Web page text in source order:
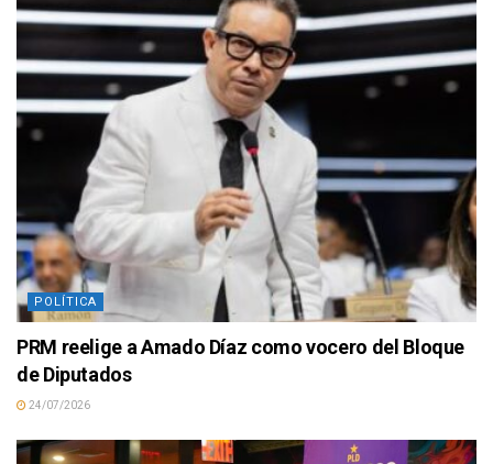
POLÍTICA
PRM reelige a Amado Díaz como vocero del Bloque
de Diputados
24/07/2026